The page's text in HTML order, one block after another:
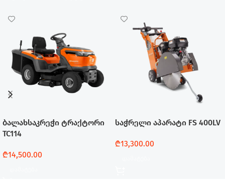
ბალახსაკრეჭი ტრაქტორი
TC114
₾14,500.00
საჭრელი აპარატი FS 400LV
₾13,300.00